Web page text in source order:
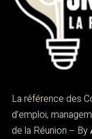
La référence des
d’emploi,
de la Réunion – By